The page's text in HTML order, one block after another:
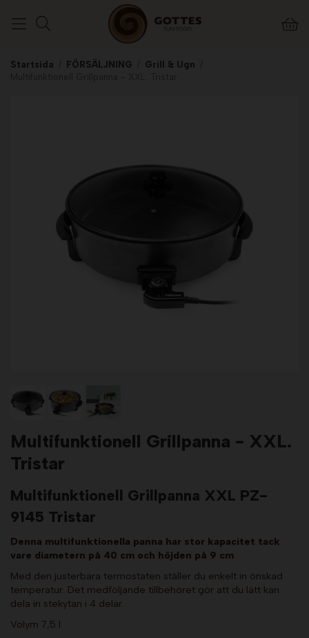
Startsida FÖRSÄLJNING Grill & Ugn
Multifunktionell Grillpanna - XXL.
Tristar
Multifunktionell Grillpanna XXL PZ-
9145 Tristar
Denna multifunktionella panna har stor kapacitet tack
vare diametern på 40 cm och höjden på 9 cm
Med den justerbara termostaten ställer du enkelt in önskad
temperatur. Det medföljande tillbehöret gör att du lätt kan
dela in stekytan i 4 delar.
Volym 7,5 l